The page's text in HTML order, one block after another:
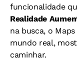
funcionalidade
Realidade
na busca, o
mundo real,
caminhar.